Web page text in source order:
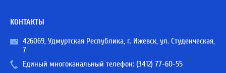
КОНТАКТЫ
426069, Удмуртская Республика, г. Ижевск, ул. Студенческая,
7
Единый многоканальный телефон: (3412) 77-60-55